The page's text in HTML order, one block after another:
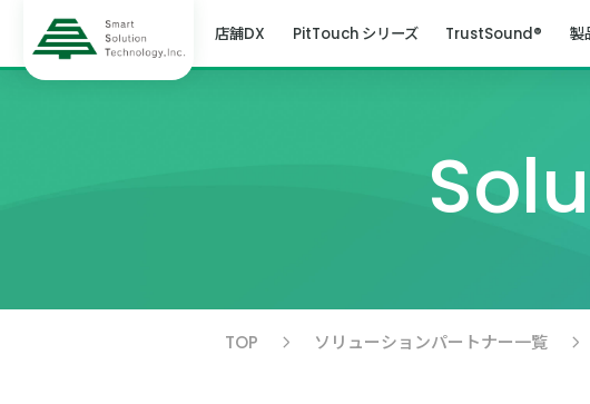
店舗DX PitTouch シリーズ TrustSound® 製
TOP ソリューションパートナー一覧